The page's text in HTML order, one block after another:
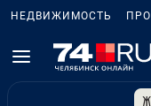
НЕДВИЖИМОСТЬ